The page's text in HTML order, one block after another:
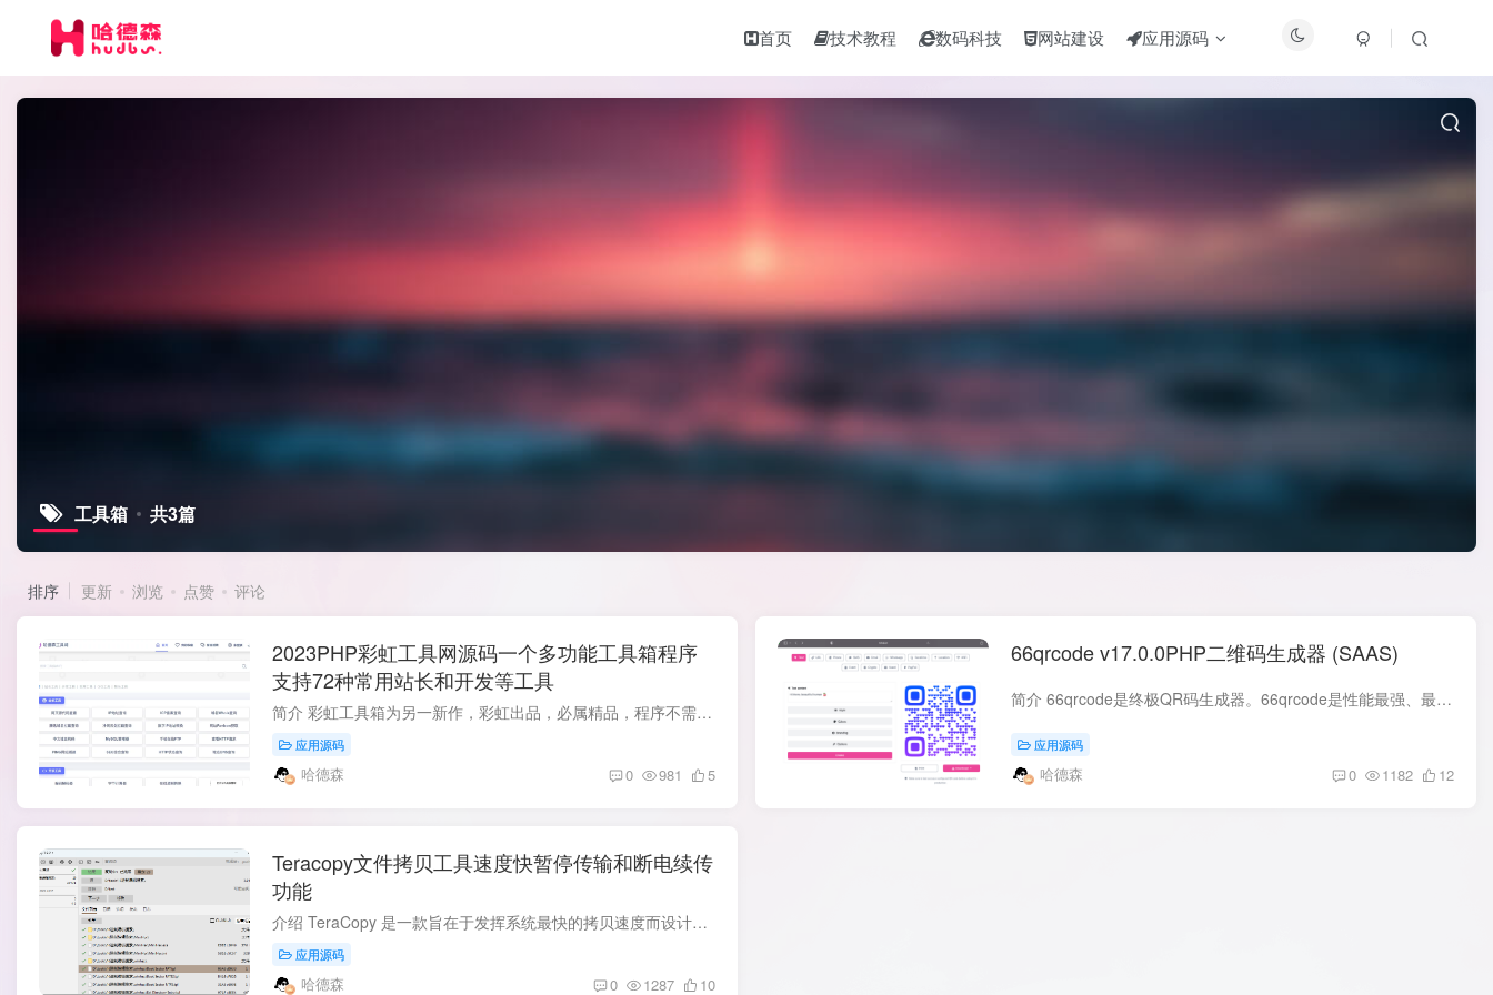
首页 技术教程 数码科技 网站建设 应用源码
工具箱 共3篇
排序 更新 浏览 点赞 评论
2023PHP彩虹工具网源码一个多功能工具箱程序
支持72种常用站长和开发等工具
简介 彩虹工具箱为另一新作，彩虹出品，必属精品，程序不需要授权，支持高达72种站长工具、开发工具、娱乐工具等功能。本地调用API、自带免费API接口，是一个多功能性工具箱支持后台管理、上传...
应用源码
哈德森 0 981 5
66qrcode v17.0.0PHP二维码生成器 (SAAS)
简介 66qrcode是终极QR码生成器。66qrcode是性能最强、最轻便、最容易使用的数字QR码生成器软件。 系统功能 二维码管理：提供无限二维码功能，支持多种模板、自定义颜色和渐变效果等。 链接系统...
应用源码
哈德森 0 1182 12
Teracopy文件拷贝工具速度快暂停传输和断电续传
功能
介绍 TeraCopy 是一款旨在于发挥系统最快的拷贝速度而设计的文件快速复制工具， 是 Windows 复制╱移动功能的增强版，通过智能缓冲技术来提升复制／移动大文件时的速度， 还支持...
应用源码
哈德森 0 1287 10